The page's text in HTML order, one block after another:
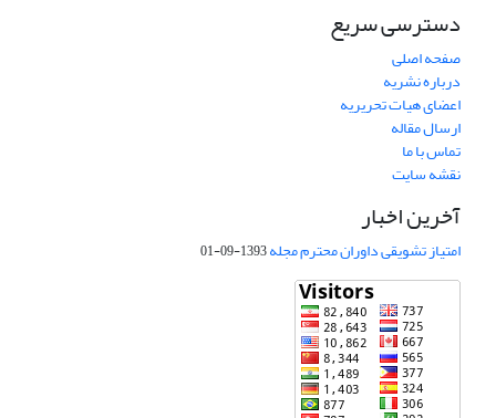
دسترسی سریع
صفحه اصلی
درباره نشریه
اعضای هیات تحریریه
ارسال مقاله
تماس با ما
نقشه سایت
آخرین اخبار
امتیاز تشویقی داوران محترم مجله1393-09-01